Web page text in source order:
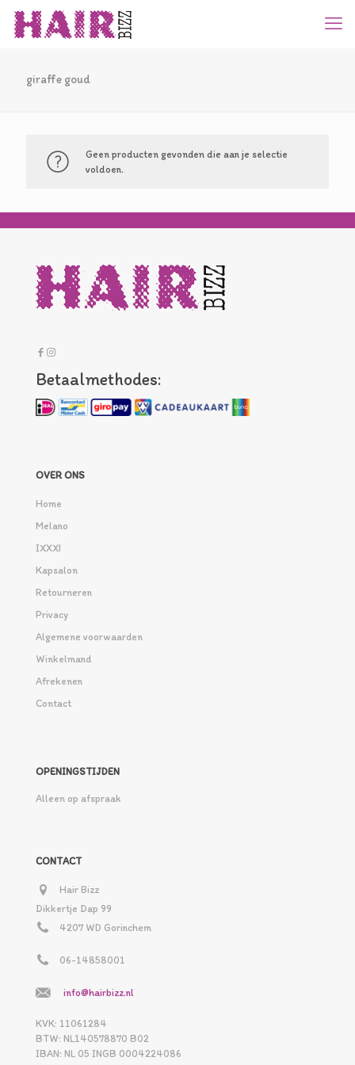
giraffe goud
Geen producten gevonden die aan je selectie
voldoen.
Betaalmethodes:
OVER ONS
Home
Melano
IXXXI
Kapsalon
Retourneren
Privacy
Algemene voorwaarden
Winkelmand
Afrekenen
Contact
OPENINGSTIJDEN
Alleen op afspraak
CONTACT
Hair Bizz
Dikkertje Dap 99
4207 WD Gorinchem
06-14858001
info@hairbizz.nl
KVK: 11061284
BTW: NL140578870 B02
IBAN: NL 05 INGB 0004224086